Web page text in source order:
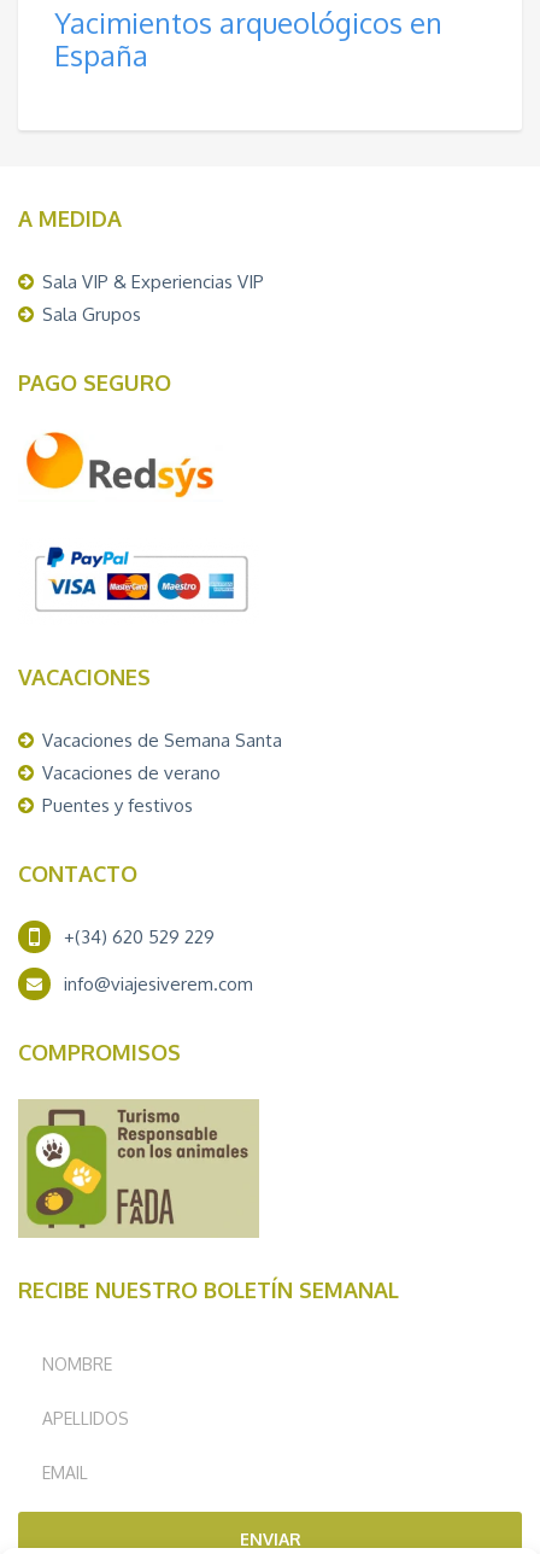
Yacimientos arqueológicos en
España
A MEDIDA
Sala VIP & Experiencias VIP
Sala Grupos
PAGO SEGURO
VACACIONES
Vacaciones de Semana Santa
Vacaciones de verano
Puentes y festivos
CONTACTO
+(34) 620 529 229
info@viajesiverem.com
COMPROMISOS
RECIBE NUESTRO BOLETÍN SEMANAL
ENVIAR